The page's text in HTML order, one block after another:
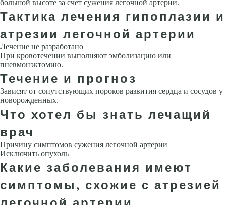
большой высоте за счет сужения легочной артерии.
Тактика лечения гипоплазии и
атрезии легочной артерии
Лечение не разработано
При кровотечении выполняют эмболизацию или
пневмонэктомию.
Течение и прогноз
Зависят от сопутствующих пороков развития сердца и сосудов у
новорожденных.
Что хотел бы знать лечащий
врач
Причину симптомов сужения легочной артерии
Исключить опухоль
Какие заболевания имеют
симптомы, схожие с атрезией